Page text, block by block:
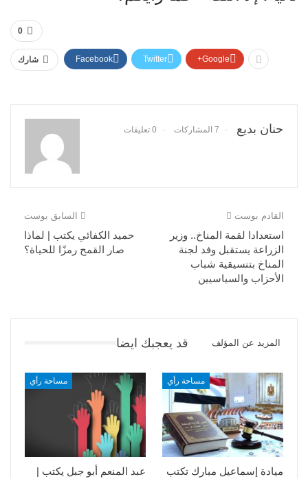
0
شارك Facebook Twitter Google+
حنان بديع 7 المشاركات 0 تعليقات
السابق بوست
حميد الكفائي يكتب | لماذا
صار القمح رمزًا للحياة؟
القادم بوست
استعدادا لقمة المناخ.. وزير
الزراعة يستقبل وفد لجنة
المناخ بتنسيقية شباب
الأحزاب والسياسيين
قد يعجبك ايضا المزيد عن المؤلف
مساحة رأي
عبد المنعم أبو جبل يكتب |
مساحة رأي
ميادة إسماعيل مبارك تكتب